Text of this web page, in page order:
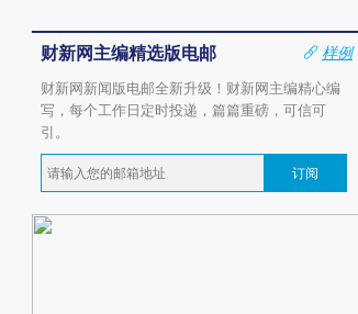
财新网主编精选版电邮
样例
财新网新闻版电邮全新升级！财新网主编精心编
写，每个工作日定时投递，篇篇重磅，可信可
引。
订阅